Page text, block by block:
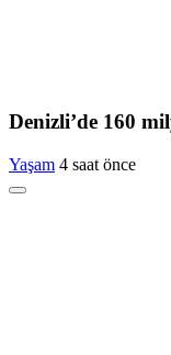
Denizli’de 160
Yaşam 4 saat önce